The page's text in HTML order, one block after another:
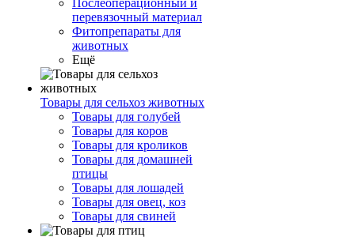
Послеоперационный и
перевязочный материал
Фитопрепараты для
животных
Ещё
Товары для сельхоз животных
Товары для голубей
Товары для коров
Товары для кроликов
Товары для домашней
птицы
Товары для лошадей
Товары для овец, коз
Товары для свиней